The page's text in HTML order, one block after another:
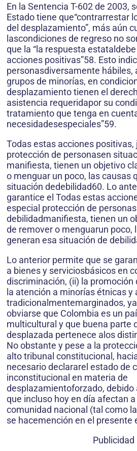
En la Sentencia T-602 de 2003,
Estado tiene que“contrarrestar
del desplazamiento”, más aún
lascondiciones de regreso no
que la “la respuesta
acciones positivas”58. Esto
personasdiversamente hábiles,
grupos de minorías, en
desplazamiento tienen el
asistencia requeridapor su
tratamiento que tenga en
necesidadesespeciales”59.
Todas estas acciones positivas,
protección de personasen
manifiesta, tienen un objetivo
o menguar un poco, las causas
situación dedebilidad60. Lo
garantice el Todas estas
especial protección de
debilidadmanifiesta, tienen un
de remover o menguarun poco,
generan esa situación de
Lo anterior permite que se
a bienes y serviciosbásicos en
discriminación, (ii) la promoción
la atención a minorías étnicas y
tradicionalmentemarginados,
obviarse que Colombia es un
multicultural y que buena parte
desplazada pertenece alos
No obstante y pese a la
alto tribunal constitucional,
necesario declararel estado de
inconstitucional en materia de
desplazamientoforzado,
que incluso hoy en día afectan
comunidad nacional (tal como
se hacemención en el presente
Publicidad